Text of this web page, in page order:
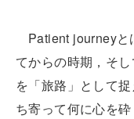
Patient journeyと
てからの時期，そ
を「旅路」として
ち寄って何に心を